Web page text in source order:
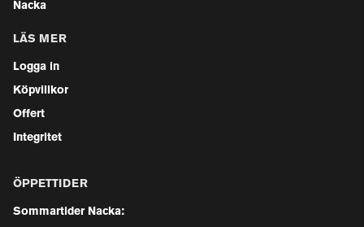
Nacka
LÄS MER
Logga in
Köpvillkor
Offert
Integritet
ÖPPETTIDER
Sommartider Nacka: